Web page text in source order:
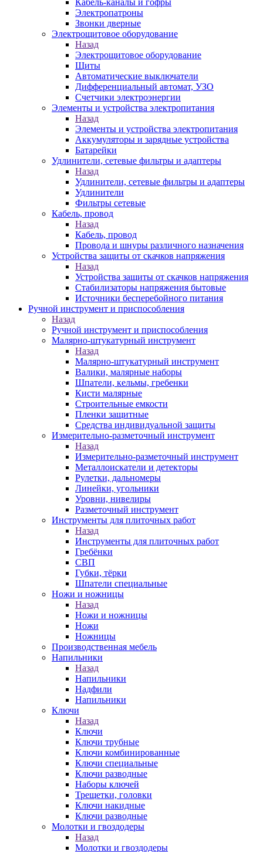
Кабель-каналы и гофры
Электропатроны
Звонки дверные
Электрощитовое оборудование
Назад
Электрощитовое оборудование
Щиты
Автоматические выключатели
Дифференциальный автомат, УЗО
Счетчики электроэнергии
Элементы и устройства электропитания
Назад
Элементы и устройства электропитания
Аккумуляторы и зарядные устройства
Батарейки
Удлинители, сетевые фильтры и адаптеры
Назад
Удлинители, сетевые фильтры и адаптеры
Удлинители
Фильтры сетевые
Кабель, провод
Назад
Кабель, провод
Провода и шнуры различного назначения
Устройства защиты от скачков напряжения
Назад
Устройства защиты от скачков напряжения
Стабилизаторы напряжения бытовые
Источники бесперебойного питания
Ручной инструмент и приспособления
Назад
Ручной инструмент и приспособления
Малярно-штукатурный инструмент
Назад
Малярно-штукатурный инструмент
Валики, малярные наборы
Шпатели, кельмы, гребенки
Кисти малярные
Строительные емкости
Пленки защитные
Средства индивидуальной защиты
Измерительно-разметочный инструмент
Назад
Измерительно-разметочный инструмент
Металлоискатели и детекторы
Рулетки, дальномеры
Линейки, угольники
Уровни, нивелиры
Разметочный инструмент
Инструменты для плиточных работ
Назад
Инструменты для плиточных работ
Гребёнки
СВП
Губки, тёрки
Шпатели специальные
Ножи и ножницы
Назад
Ножи и ножницы
Ножи
Ножницы
Производственная мебель
Напильники
Назад
Напильники
Надфили
Напильники
Ключи
Назад
Ключи
Ключи трубные
Ключи комбинированные
Ключи специальные
Ключи разводные
Наборы ключей
Трещетки, головки
Ключи накидные
Ключи разводные
Молотки и гвоздодеры
Назад
Молотки и гвоздодеры